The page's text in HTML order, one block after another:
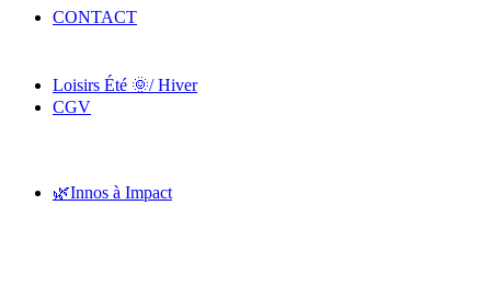
CONTACT
CGV
Loisirs Été 🌞/ Hiver
🌿Innos à Impact